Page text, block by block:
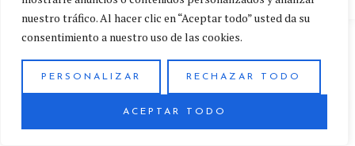
nuestro tráfico. Al hacer clic en “Aceptar todo” usted da su
consentimiento a nuestro uso de las cookies.
PERSONALIZAR RECHAZAR TODO
ACEPTAR TODO
Política de privacidad
Accesibilidad
Política de cookies